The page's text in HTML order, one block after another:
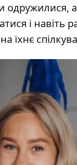
одружилися,
і навіть